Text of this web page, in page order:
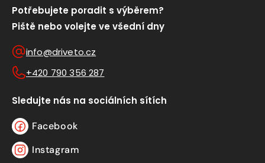
Potřebujete poradit s výběrem?
Piště nebo volejte ve všední dny
info@driveto.cz
+420 790 356 287
Sledujte nás na sociálních sítích
Facebook
Facebook
Instagram
Instagram